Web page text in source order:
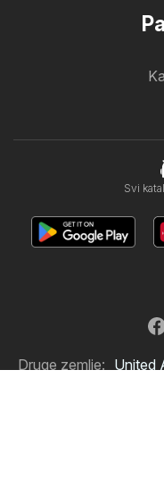
Svi
Druge zemlje: United